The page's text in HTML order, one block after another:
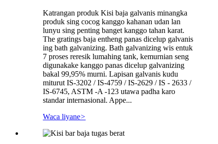
Katrangan produk Kisi baja galvanis minangka
produk sing cocog kanggo kahanan udan lan
lunyu sing penting banget kanggo tahan karat.
The gratings baja entheng panas dicelup galvanis
ing bath galvanizing. Bath galvanizing wis entuk
7 proses reresik lumahing tank, kemurnian seng
digunakake kanggo panas dicelup galvanizing
bakal 99,95% murni. Lapisan galvanis kudu
miturut IS-3202 / IS-4759 / IS-2629 / IS - 2633 /
IS-6745, ASTM -A -123 utawa padha karo
standar internasional. Appe...
Waca liyane>